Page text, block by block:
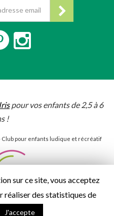
pour vos enfants de 2,5 à 6
!
Club pour enfants ludique et récréatif
sur ce site, vous acceptez
réaliser des statistiques de
J'accepte